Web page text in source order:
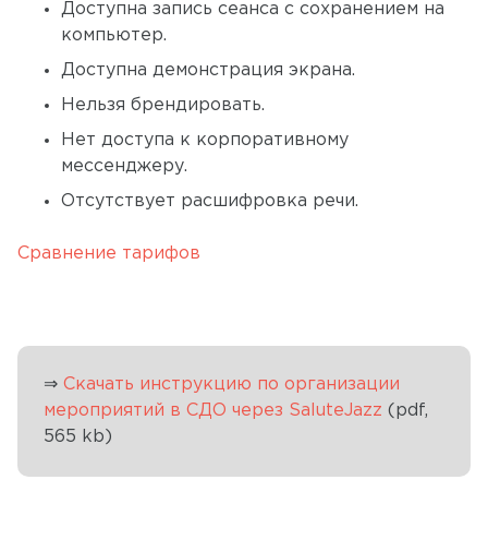
Доступна запись сеанса с сохранением на
компьютер.
Доступна демонстрация экрана.
Нельзя брендировать.
Нет доступа к корпоративному
мессенджеру.
Отсутствует расшифровка речи.
Сравнение тарифов
⇒ Скачать инструкцию по организации
мероприятий в СДО через SaluteJazz (pdf,
565 kb)